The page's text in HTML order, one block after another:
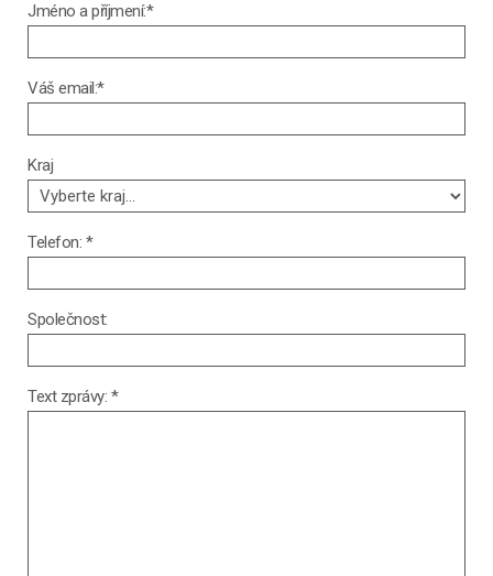
Jméno a příjmení:*
Váš email:*
Kraj
Telefon: *
Společnost:
Text zprávy: *